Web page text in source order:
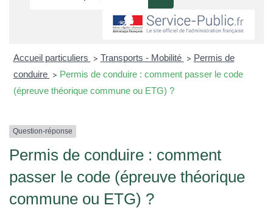
Accueil particuliers > Transports - Mobilité > Permis de
conduire > Permis de conduire : comment passer le code
(épreuve théorique commune ou ETG) ?
Question-réponse
Permis de conduire : comment
passer le code (épreuve théorique
commune ou ETG) ?